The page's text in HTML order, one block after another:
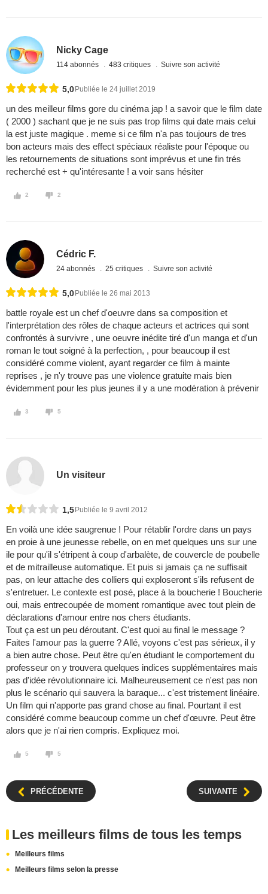
Nicky Cage
114 abonnés 483 critiques Suivre son activité
5,0 Publiée le 24 juillet 2019
un des meilleur films gore du cinéma jap ! a savoir que le film date
( 2000 ) sachant que je ne suis pas trop films qui date mais celui
la est juste magique . meme si ce film n'a pas toujours de tres
bon acteurs mais des effect spéciaux réaliste pour l'époque ou
les retournements de situations sont imprévus et une fin trés
recherché est + qu'intéresante ! a voir sans hésiter
2 2
Cédric F.
24 abonnés 25 critiques Suivre son activité
5,0 Publiée le 26 mai 2013
battle royale est un chef d'oeuvre dans sa composition et
l'interprétation des rôles de chaque acteurs et actrices qui sont
confrontés à survivre , une oeuvre inédite tiré d'un manga et d'un
roman le tout soigné à la perfection, , pour beaucoup il est
considéré comme violent, ayant regarder ce film à mainte
reprises , je n'y trouve pas une violence gratuite mais bien
évidemment pour les plus jeunes il y a une modération à prévenir
3 5
Un visiteur
1,5 Publiée le 9 avril 2012
En voilà une idée saugrenue ! Pour rétablir l'ordre dans un pays
en proie à une jeunesse rebelle, on en met quelques uns sur une
ile pour qu'il s'étripent à coup d'arbalète, de couvercle de poubelle
et de mitrailleuse automatique. Et puis si jamais ça ne suffisait
pas, on leur attache des colliers qui exploseront s'ils refusent de
s'entretuer. Le contexte est posé, place à la boucherie ! Boucherie
oui, mais entrecoupée de moment romantique avec tout plein de
déclarations d'amour entre nos chers étudiants.
Tout ça est un peu déroutant. C'est quoi au final le message ?
Faites l'amour pas la guerre ? Allé, voyons c'est pas sérieux, il y
a bien autre chose. Peut être qu'en étudiant le comportement du
professeur on y trouvera quelques indices supplémentaires mais
pas d'idée révolutionnaire ici. Malheureusement ce n'est pas non
plus le scénario qui sauvera la baraque... c'est tristement linéaire.
Un film qui n'apporte pas grand chose au final. Pourtant il est
considéré comme beaucoup comme un chef d'œuvre. Peut être
alors que je n'ai rien compris. Expliquez moi.
5 5
PRÉCÉDENTE SUIVANTE
Les meilleurs films de tous les temps
Meilleurs films
Meilleurs films selon la presse